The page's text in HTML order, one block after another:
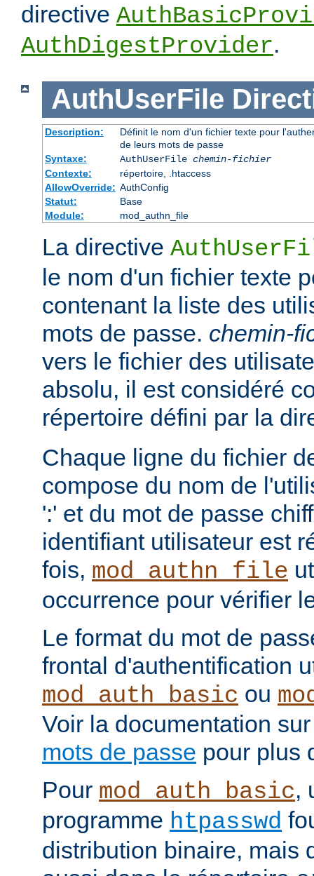
directive
AuthDigestProvider.
AuthUserFile
Description:
Définit le nom d'un fichier texte pour
de leurs mots de passe
Syntaxe:
AuthUserFile chemin-fichier
Contexte:
répertoire, .htaccess
AllowOverride: AuthConfig
Statut:
Base
Module:
mod_authn_file
La directive
le nom d'un fichier texte
contenant la liste des
mots de passe. chemin-
vers le fichier des
absolu, il est considéré
répertoire défini par la
Chaque ligne du fichier
compose du nom de
':' et du mot de passe
identifiant utilisateur est
fois, mod_authn_file
occurrence pour vérifier
Le format du mot de
frontal d'authentification
mod_auth_basic ou
Voir la documentation
mots de passe pour plus
Pour mod_auth_basic,
programme htpasswd
distribution binaire, mais